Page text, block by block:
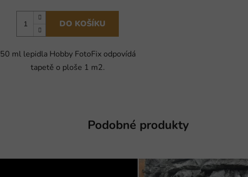
DO KOŠÍKU
50 ml lepidla Hobby FotoFix odpovídá
tapetě o ploše 1 m2.
Podobné produkty